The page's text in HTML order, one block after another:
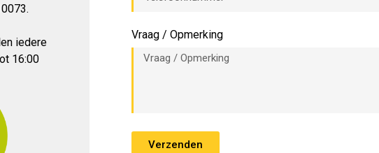
iedere
16:00
Vraag / Opmerking
Verzenden